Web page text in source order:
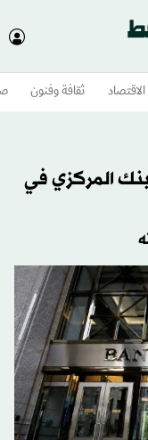
الاقتصاد ثقافة وفنون
المركزي في